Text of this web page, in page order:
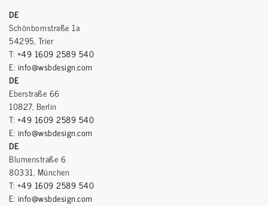
DE
Schönbornstraße 1a
54295, Trier
T: +49 1609 2589 540
E: info@wsbdesign.com
DE
Eberstraße 66
10827, Berlin
T: +49 1609 2589 540
E: info@wsbdesign.com
DE
Blumenstraße 6
80331, München
T: +49 1609 2589 540
E: info@wsbdesign.com